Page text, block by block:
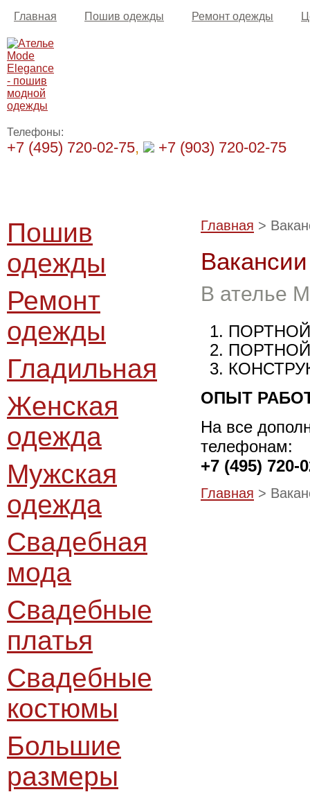
Главная Пошив одежды Ремонт одежды
Телефоны:
+7 (495) 720-02-75, +7 (903) 720-02-75
Главная >
В ателье
ОПЫТ
На все
телефонам:
+7 (495) 720-
Главная >
Пошив
одежды
Ремонт
одежды
Гладильная
Женская
одежда
Мужская
одежда
Свадебная
мода
Свадебные
платья
Свадебные
костюмы
Большие
размеры